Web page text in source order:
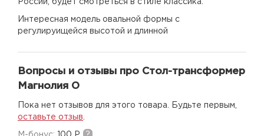
России, будет смотреться в стиле классика.
Интересная модель овальной формы с
регулируищейся высотой и длинной
Вопросы и отзывы про Стол-трансформер
Магнолия О
Пока нет отзывов для этого товара. Будьте первым,
оставьте отзыв
M-бонус: 100 Р ?